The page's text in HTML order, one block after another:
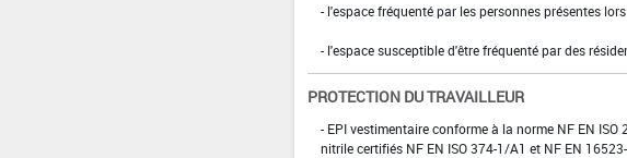
- l'espace fréquenté par les personnes présentes
- l'espace susceptible d'être fréquenté par des
PROTECTION DU TRAVAILLEUR
- EPI vestimentaire conforme à la norme NF EN
nitrile certifiés NF EN ISO 374-1/A1 et NF EN